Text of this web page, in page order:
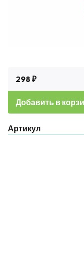
298 ₽
Добавить в
Артикул